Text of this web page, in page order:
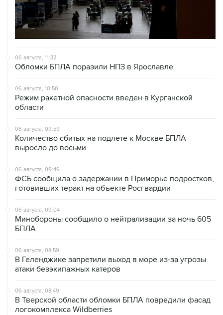
06 августа, 11:32
Обломки БПЛА поразили НПЗ в Ярославле
06 августа, 10:50
Режим ракетной опасности введен в Курганской
области
06 августа, 09:59
Количество сбитых на подлете к Москве БПЛА
выросло до восьми
06 августа, 09:49
ФСБ сообщила о задержании в Приморье подростков,
готовивших теракт на объекте Росгвардии
06 августа, 09:04
Минобороны сообщило о нейтрализации за ночь 605
БПЛА
06 августа, 08:59
В Геленджике запретили выход в море из-за угрозы
атаки безэкипажных катеров
06 августа, 08:49
В Тверской области обломки БПЛА повредили фасад
логокомплекса Wildberries